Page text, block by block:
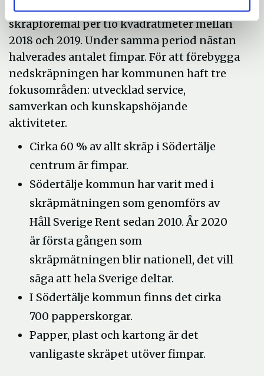
Södertälje gick från elva till sex
skräpföremål per tio kvadratmeter mellan
2018 och 2019. Under samma period nästan
halverades antalet fimpar. För att förebygga
nedskräpningen har kommunen haft tre
fokusområden: utvecklad service,
samverkan och kunskapshöjande
aktiviteter.
Cirka 60 % av allt skräp i Södertälje
centrum är fimpar.
Södertälje kommun har varit med i
skräpmätningen som genomförs av
Håll Sverige Rent sedan 2010. År 2020
är första gången som
skräpmätningen blir nationell, det vill
säga att hela Sverige deltar.
I Södertälje kommun finns det cirka
700 papperskorgar.
Papper, plast och kartong är det
vanligaste skräpet utöver fimpar.